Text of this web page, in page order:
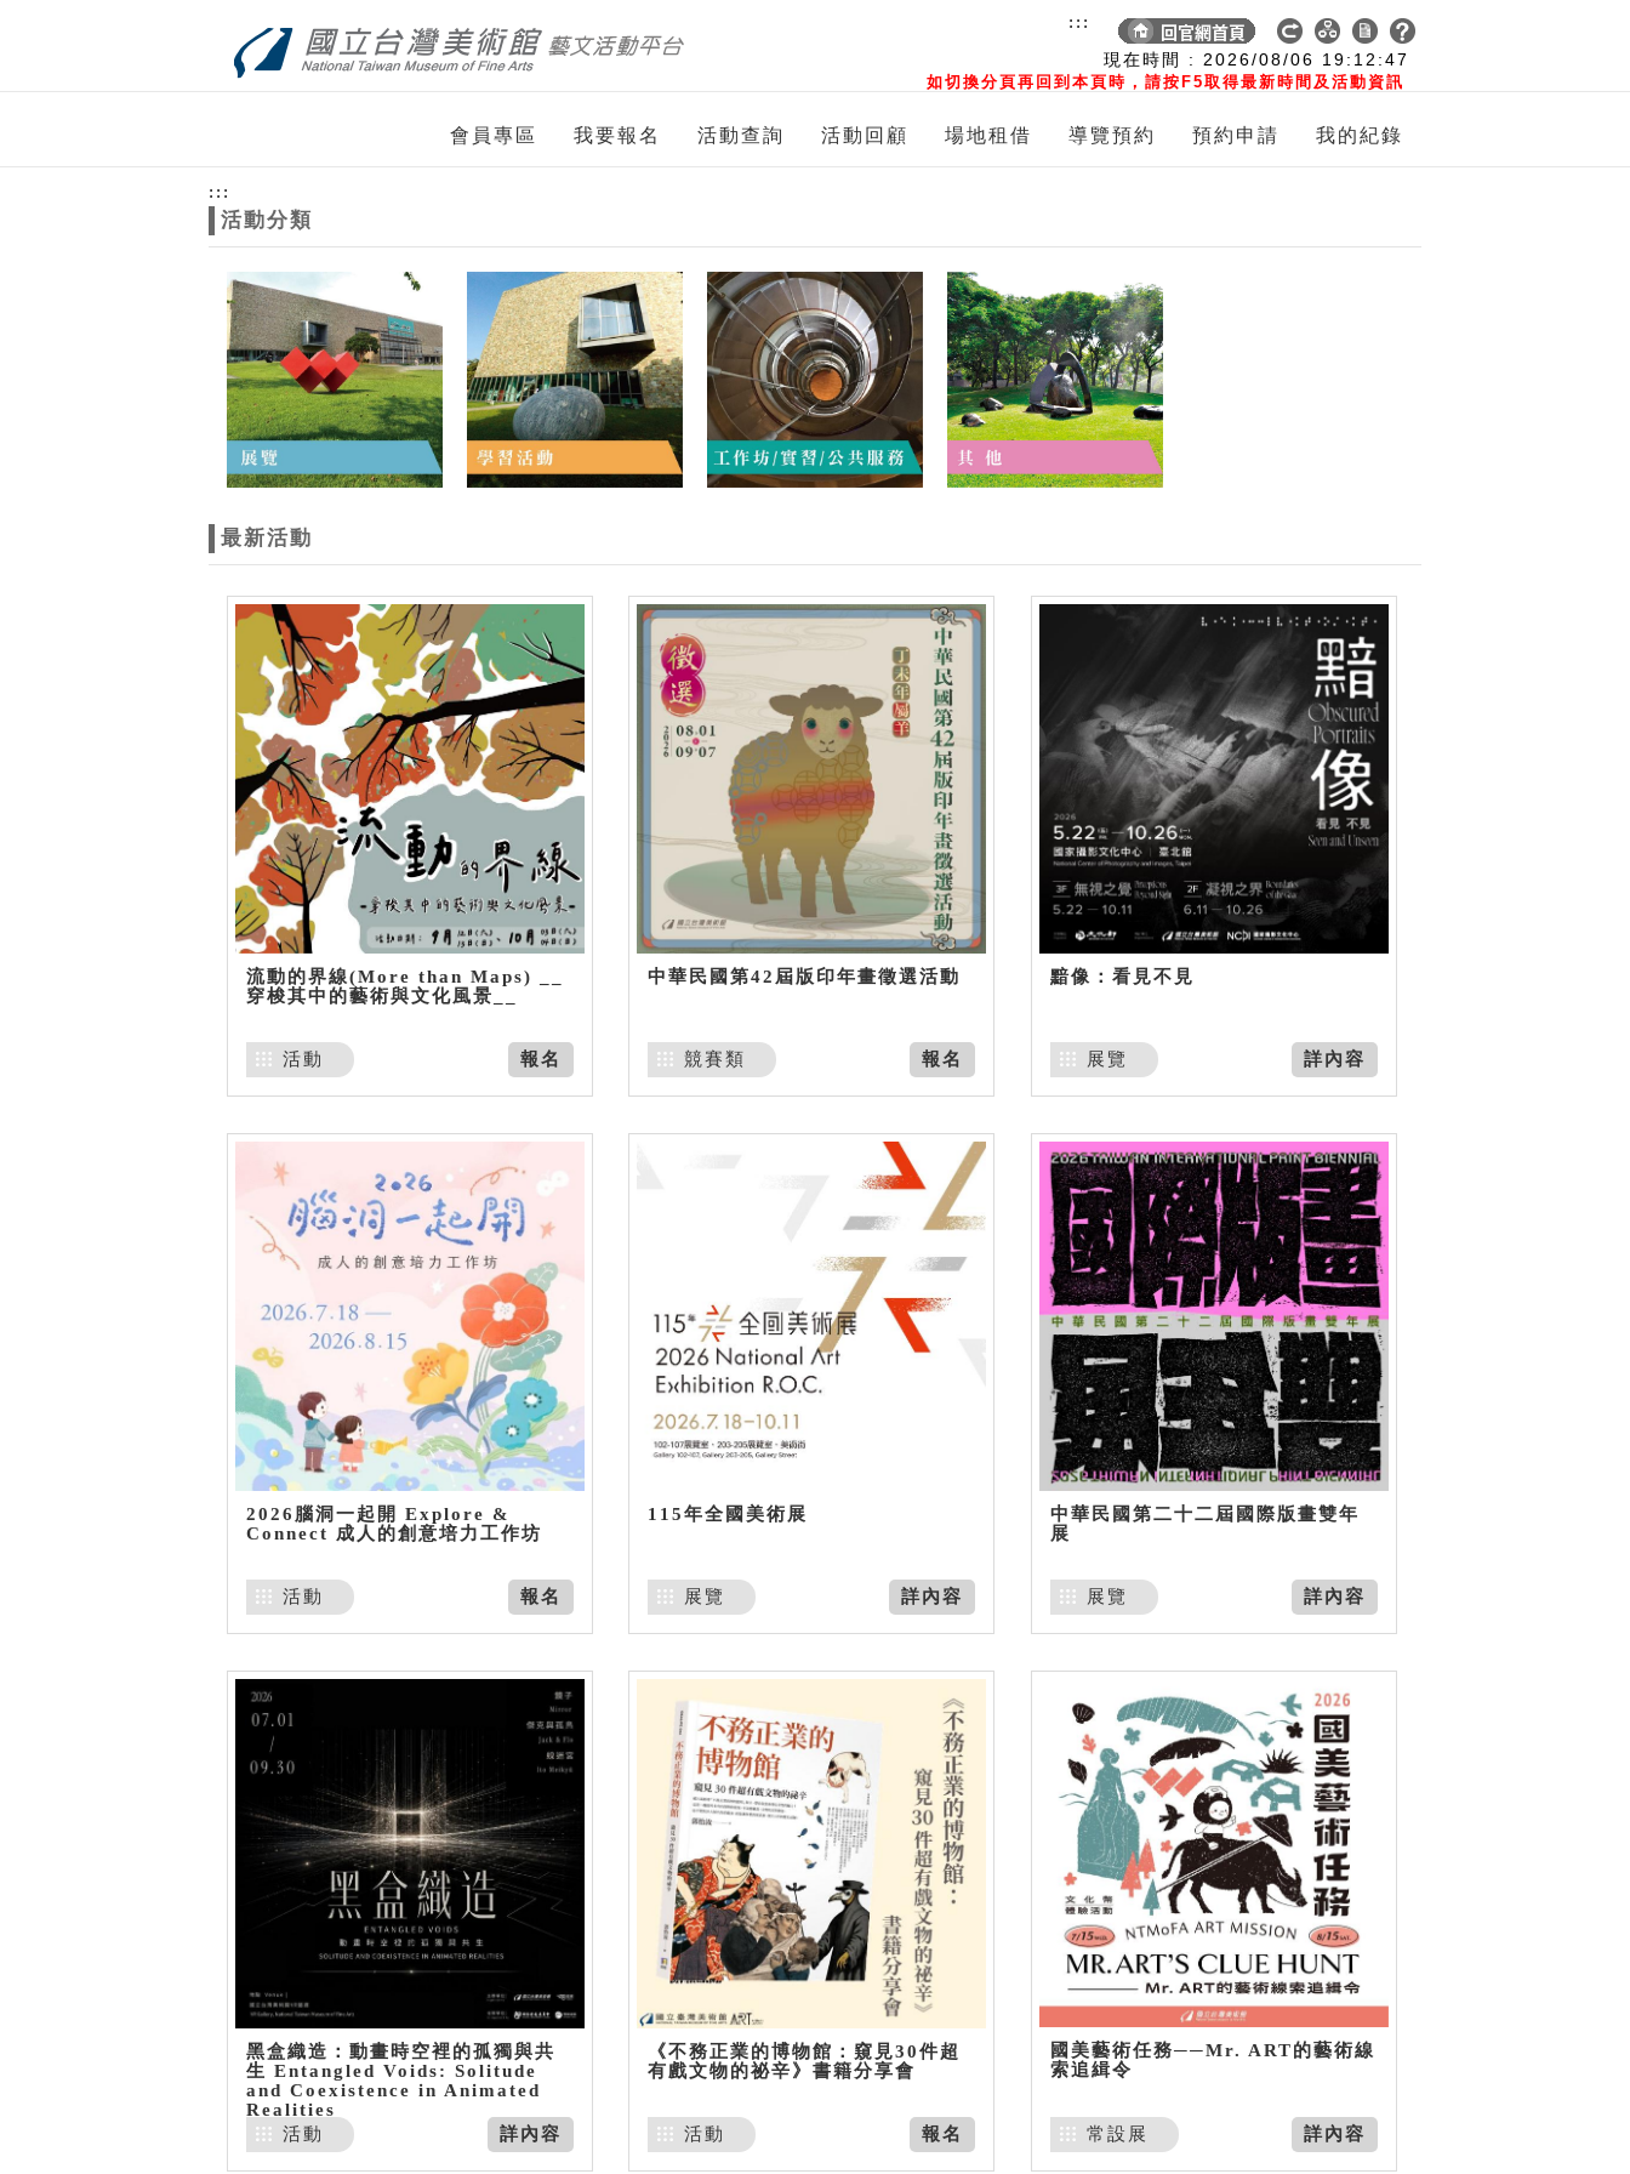
現在時間 : 2026/08/06 19:12:48
如切換分頁再回到本頁時，請按F5取得最新時間及活動資訊
:::
會員專區 我要報名 活動查詢 活動回顧 場地租借 導覽預約 預約申請 我的紀錄
:::
活動分類
最新活動
流動的界線(More than Maps) __
穿梭其中的藝術與文化風景__
報名
活動
中華民國第42屆版印年畫徵選活動
報名
競賽類
黯像：看見不見
詳內容
展覽
2026腦洞一起開 Explore &
Connect 成人的創意培力工作坊
報名
活動
115年全國美術展
詳內容
展覽
中華民國第二十二屆國際版畫雙年
展
詳內容
展覽
黑盒織造：動畫時空裡的孤獨與共
生 Entangled Voids: Solitude
and Coexistence in Animated
Realities
詳內容
活動
《不務正業的博物館：窺見30件超
有戲文物的祕辛》書籍分享會
報名
活動
國美藝術任務──Mr. ART的藝術線
索追緝令
詳內容
常設展